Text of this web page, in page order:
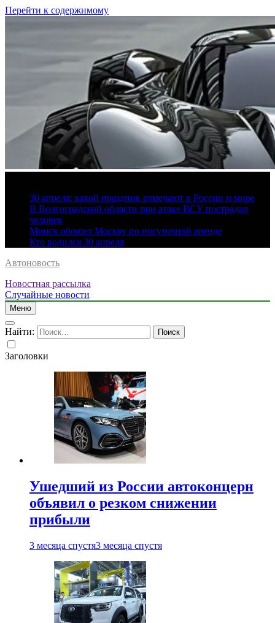
Перейти к содержимому
30 апреля: какой праздник отмечают в России и мире
В Волгоградской области при атаке ВСУ пострадал
человек
Минск обошел Москву по посуточной аренде
Кто родился 30 апреля
Автоновость
Новостная рассылка
Случайные новости
Меню
Найти:
Заголовки
Ушедший из России автоконцерн
объявил о резком снижении
прибыли
3 месяца спустя3 месяца спустя